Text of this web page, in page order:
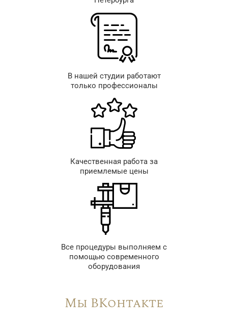
В нашей студии работают
только профессионалы
Качественная работа за
приемлемые цены
Все процедуры выполняем с
помощью современного
оборудования
Мы ВКонтакте